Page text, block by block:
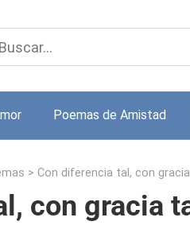
Poemas de Amistad
> Con diferencia tal, con
con gracia